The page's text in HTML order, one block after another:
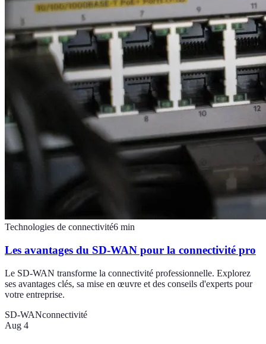
Technologies de connectivité6 min
Les avantages du SD-WAN pour la connectivité pro
Le SD-WAN transforme la connectivité professionnelle. Explorez
ses avantages clés, sa mise en œuvre et des conseils d'experts pour
votre entreprise.
SD-WANconnectivité
Aug 4